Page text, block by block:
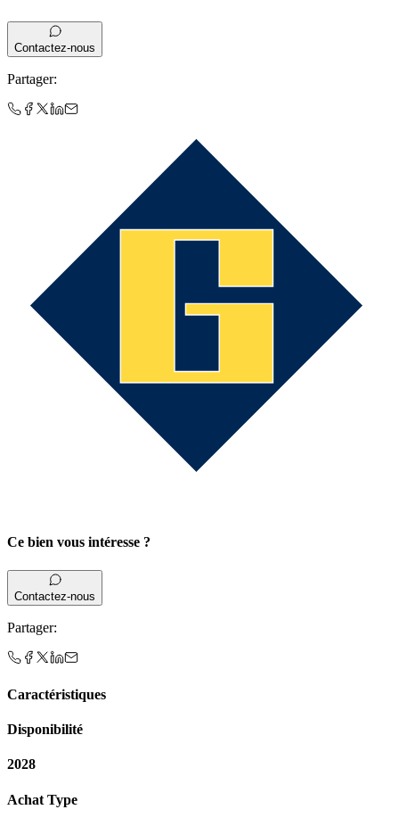
Contactez-nous
Partager:
Ce bien vous intéresse ?
Contactez-nous
Partager:
Caractéristiques
Disponibilité
2028
Achat Type